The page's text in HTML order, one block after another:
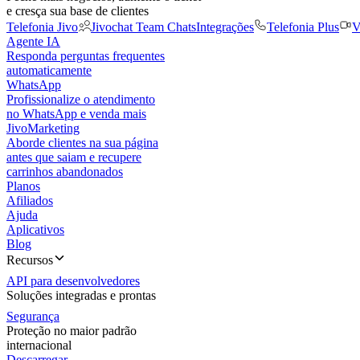
e cresça sua base de clientes
Telefonia Jivo
Jivochat Team ChatsIntegrações Telefonia Plus
Agente IA
Responda perguntas frequentes
automaticamente
WhatsApp
Profissionalize o atendimento
no WhatsApp e venda mais
JivoMarketing
Aborde clientes na sua página
antes que saiam e recupere
carrinhos abandonados
Planos
Afiliados
Ajuda
Aplicativos
Blog
Recursos
API para desenvolvedores
Soluções integradas e prontas
Segurança
Proteção no maior padrão
internacional